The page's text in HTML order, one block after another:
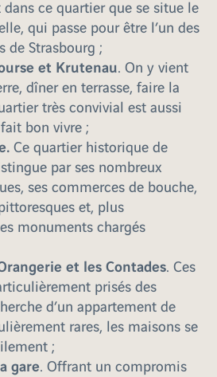
dans ce quartier que se situe le
qui passe pour être l’un des
de Strasbourg ;
et Krutenau. On y vient
dîner en terrasse, faire la
très convivial est aussi
bon vivre ;
Ce quartier historique de
par ses nombreux
ses commerces de bouche,
et, plus
monuments chargés
et les Contades. Ces
prisés des
d’un appartement de
rares, les maisons se
;
gare. Offrant un compromis